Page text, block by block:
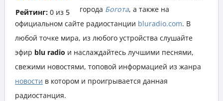
Рейтинг: 0из 5
города Богота, а также на
официальном сайте радиостанции bluradio.com. В
любой точке мира, из любого устройства слушайте
эфир blu radio и наслаждайтесь лучшими песнями,
свежими новостями, топовой информацией из жанра
новости в котором и проигрывается данная
радиостанция.